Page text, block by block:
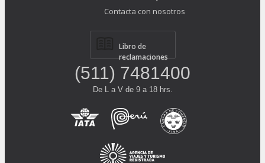
Contacta con nosotros
Libro de
reclamaciones
(511) 7481400
De L a V de 9 a 18 hrs.